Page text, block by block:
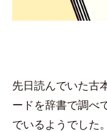
先日読んでいた古
ードを辞書で調べ
でいるようでした